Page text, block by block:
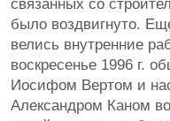
связанных со
было воздвигнуто.
велись внутренние
воскресенье 1996 г.
Иосифом Вертом и
Александром Каном